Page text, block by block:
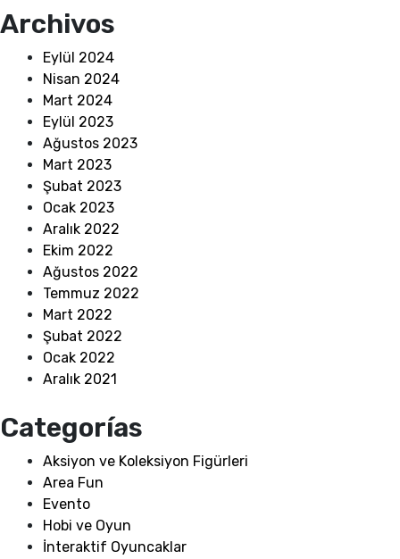
Archivos
Eylül 2024
Nisan 2024
Mart 2024
Eylül 2023
Ağustos 2023
Mart 2023
Şubat 2023
Ocak 2023
Aralık 2022
Ekim 2022
Ağustos 2022
Temmuz 2022
Mart 2022
Şubat 2022
Ocak 2022
Aralık 2021
Categorías
Aksiyon ve Koleksiyon Figürleri
Area Fun
Evento
Hobi ve Oyun
İnteraktif Oyuncaklar